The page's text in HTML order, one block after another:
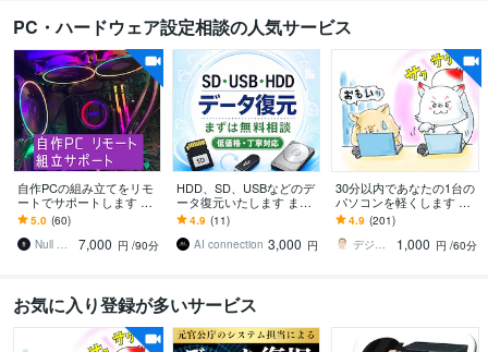
PC・ハードウェア設定相談の人気サービス
自作PCの組み立てをリモ
ートでサポートします 初
心者歓迎！組立体験！ビ
デオチャットで一緒に自
作PC組立
5.0 (60)
Null PC Architecture
7,000 円 /90分
HDD、SD、USBなどのデ
ータ復元いたします まず
は無料相談、低価格で丁
寧に対応します
4.9 (11)
AI connection 3,000 円
30分以内であなたの1台の
パソコンを軽くします 現
役IT屋があなたのパソコ
ンを掃除します！
4.9 (201)
デジネスラボ【ITの万事屋】
1,000 円 /60分
お気に入り登録が多いサービス